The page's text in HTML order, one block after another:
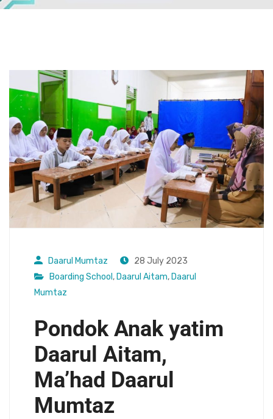
Daarul Mumtaz
28 July 2023
Boarding School , Daarul Aitam, Daarul
Mumtaz
Pondok Anak yatim
Daarul Aitam,
Ma’had Daarul
Mumtaz